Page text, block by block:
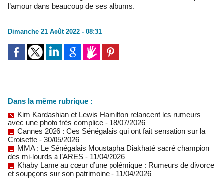
l’amour dans beaucoup de ses albums.
Dimanche 21 Août 2022 - 08:31
Dans la même rubrique :
Kim Kardashian et Lewis Hamilton relancent les rumeurs
avec une photo très complice - 18/07/2026
Cannes 2026 : Ces Sénégalais qui ont fait sensation sur la
Croisette - 30/05/2026
MMA : Le Sénégalais Moustapha Diakhaté sacré champion
des mi-lourds à l’ARES - 11/04/2026
Khaby Lame au cœur d’une polémique : Rumeurs de divorce
et soupçons sur son patrimoine - 11/04/2026